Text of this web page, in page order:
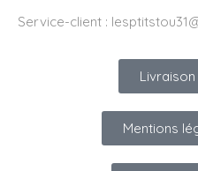
Service-client :
Mentions